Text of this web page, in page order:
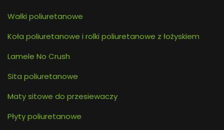
Wałki poliuretanowe
Koła poliuretanowe i rolki poliuretanowe z łożyskiem
Lamele No Crush
Sita poliuretanowe
Maty sitowe do przesiewaczy
Płyty poliuretanowe